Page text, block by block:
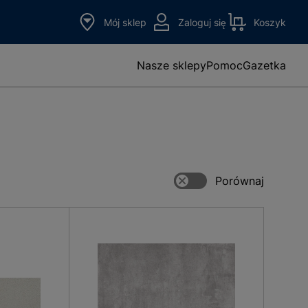
Mój sklep Zaloguj się Koszyk
Nasze sklepyPomocGazetka